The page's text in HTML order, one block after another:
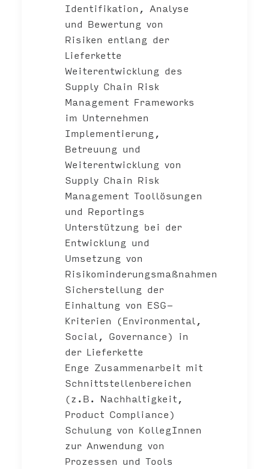
Identifikation, Analyse
und Bewertung von
Risiken entlang der
Lieferkette
Weiterentwicklung des
Supply Chain Risk
Management Frameworks
im Unternehmen
Implementierung,
Betreuung und
Weiterentwicklung von
Supply Chain Risk
Management Toollösungen
und Reportings
Unterstützung bei der
Entwicklung und
Umsetzung von
Risikominderungsmaßnahmen
Sicherstellung der
Einhaltung von ESG-
Kriterien (Environmental,
Social, Governance) in
der Lieferkette
Enge Zusammenarbeit mit
Schnittstellenbereichen
(z.B. Nachhaltigkeit,
Product Compliance)
Schulung von KollegInnen
zur Anwendung von
Prozessen und Tools